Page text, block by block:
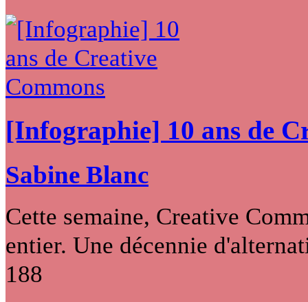
[Infographie] 10 ans de
Sabine Blanc
Cette semaine, Creative
entier. Une décennie
188